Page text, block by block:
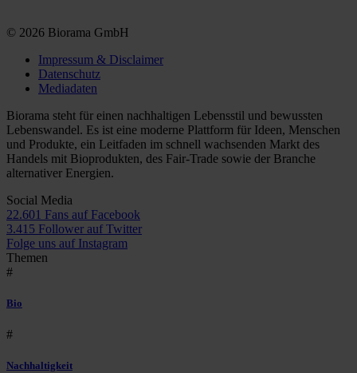
© 2026 Biorama GmbH
Impressum & Disclaimer
Datenschutz
Mediadaten
Biorama steht für einen nachhaltigen Lebensstil und bewussten
Lebenswandel. Es ist eine moderne Plattform für Ideen, Menschen
und Produkte, ein Leitfaden im schnell wachsenden Markt des
Handels mit Bioprodukten, des Fair-Trade sowie der Branche
alternativer Energien.
Social Media
22.601 Fans auf Facebook
3.415 Follower auf Twitter
Folge uns auf Instagram
Themen
#
Bio
#
Nachhaltigkeit